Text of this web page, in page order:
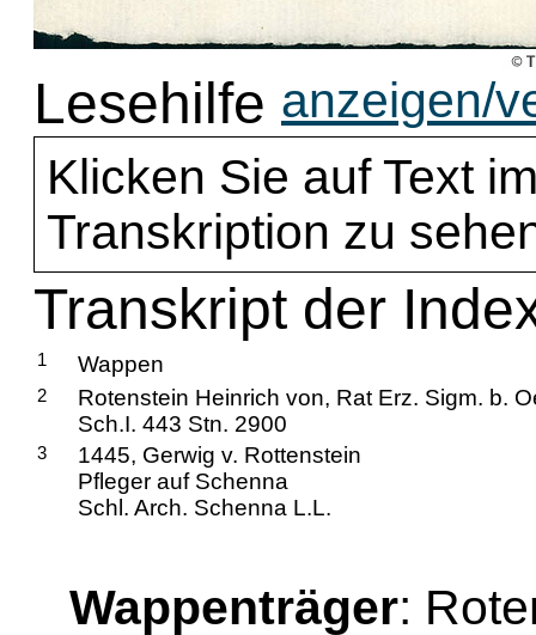
Lesehilfe anzeigen/
Klicken Sie auf Text
Transkription zu
Transkript der
1 Wappen
2
Rotenstein Heinrich von, Rat Erz. Sigm. b.
Sch.I. 443 Stn. 2900
3
1445, Gerwig v. Rottenstein
Pfleger auf Schenna
Schl. Arch. Schenna L.L.
Wappenträger: